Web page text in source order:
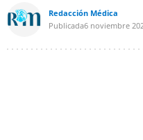
Redacción Médica
Publicada6 noviembre